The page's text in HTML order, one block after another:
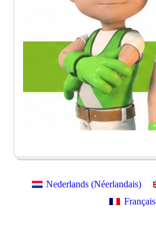
Nederlands (Néerlandais)
Français